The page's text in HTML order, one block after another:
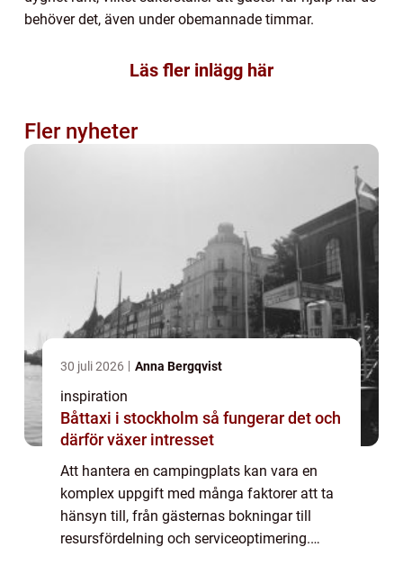
behöver det, även under obemannade timmar.
Läs fler inlägg här
Fler nyheter
30 juli 2026 Anna Bergqvist
inspiration
Båttaxi i stockholm så fungerar det och
därför växer intresset
Att hantera en campingplats kan vara en
komplex uppgift med många faktorer att ta
hänsyn till, från gästernas bokningar till
resursfördelning och serviceoptimering.